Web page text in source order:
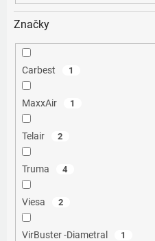
Značky
Carbest 1
MaxxAir 1
Telair 2
Truma 4
Viesa 2
VirBuster -Diametral 1